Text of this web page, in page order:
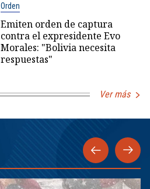
Orden
Emiten orden de captura
contra el expresidente Evo
Morales: "Bolivia necesita
respuestas"
Ver más